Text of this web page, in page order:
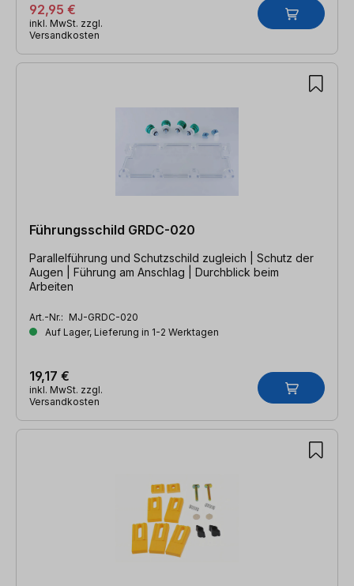
92,95 €
inkl. MwSt. zzgl.
Versandkosten
Führungsschild GRDC-020
Parallelführung und Schutzschild zugleich | Schutz der
Augen | Führung am Anschlag | Durchblick beim
Arbeiten
Art.-Nr.: MJ-GRDC-020
Auf Lager, Lieferung in 1-2 Werktagen
19,17 €
inkl. MwSt. zzgl.
Versandkosten